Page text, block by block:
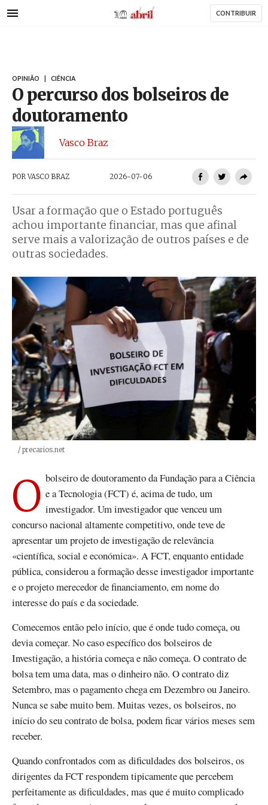
para
AbrilAbril CONTRIBUIR
OPINIÃO CIÊNCIA
O percurso dos bolseiros de
doutoramento
Vasco Braz
PORVASCO BRAZ 2026-07-06
Usar a formação que o Estado português
achou importante financiar, mas que afinal
serve mais a valorização de outros países e de
outras sociedades.
Créditos
/ precarios.net
O bolseiro de doutoramento da Fundação para a Ciência e a Tecnologia (FCT) é, acima de tudo, um
investigador. Um investigador que venceu um
concurso nacional altamente competitivo, onde teve de
apresentar um projeto de investigação de relevância
«científica, social e económica». A FCT, enquanto entidade
pública, considerou a formação desse investigador importante
e o projeto merecedor de financiamento, em nome do
interesse do país e da sociedade.
Comecemos então pelo início, que é onde tudo começa, ou
devia começar. No caso específico dos bolseiros de
Investigação, a história começa e não começa. O contrato de
bolsa tem uma data, mas o dinheiro não. O contrato diz
Setembro, mas o pagamento chega em Dezembro ou Janeiro.
Nunca se sabe muito bem. Muitas vezes, os bolseiros, no
início do seu contrato de bolsa, podem ficar vários meses sem
receber.
Quando confrontados com as dificuldades dos bolseiros, os
dirigentes da FCT respondem tipicamente que percebem
perfeitamente as dificuldades, mas que é muito complicado